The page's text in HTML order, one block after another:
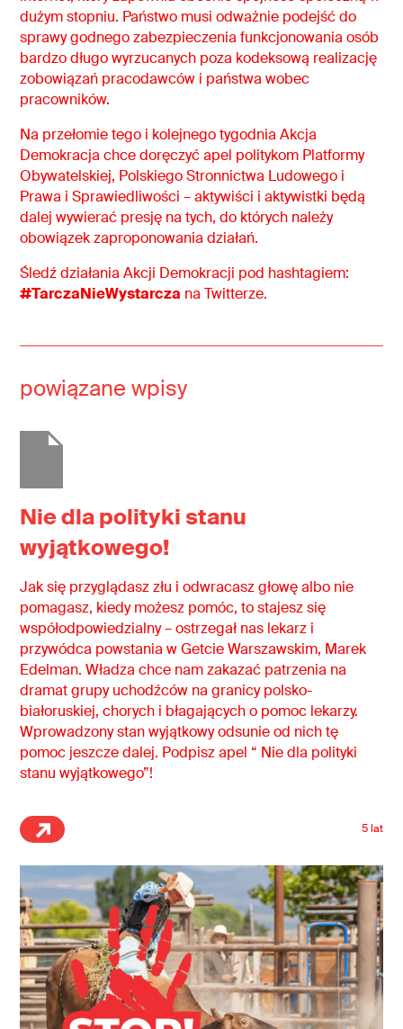
dużym stopniu. Państwo musi odważnie podejść do
sprawy godnego zabezpieczenia funkcjonowania osób
bardzo długo wyrzucanych poza kodeksową realizację
zobowiązań pracodawców i państwa wobec
pracowników.
Na przełomie tego i kolejnego tygodnia Akcja
Demokracja chce doręczyć apel politykom Platformy
Obywatelskiej, Polskiego Stronnictwa Ludowego i
Prawa i Sprawiedliwości – aktywiści i aktywistki będą
dalej wywierać presję na tych, do których należy
obowiązek zaproponowania działań.
Śledź działania Akcji Demokracji pod hashtagiem:
#TarczaNieWystarcza na Twitterze.
powiązane wpisy
Nie dla polityki stanu
wyjątkowego!
Jak się przyglądasz złu i odwracasz głowę albo nie
pomagasz, kiedy możesz pomóc, to stajesz się
współodpowiedzialny – ostrzegał nas lekarz i
przywódca powstania w Getcie Warszawskim, Marek
Edelman. Władza chce nam zakazać patrzenia na
dramat grupy uchodźców na granicy polsko-
białoruskiej, chorych i błagających o pomoc lekarzy.
Wprowadzony stan wyjątkowy odsunie od nich tę
pomoc jeszcze dalej. Podpisz apel “ Nie dla polityki
stanu wyjątkowego”!
5 lat